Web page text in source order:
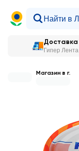
Доставка
Гипер Лента
Магазин в г.